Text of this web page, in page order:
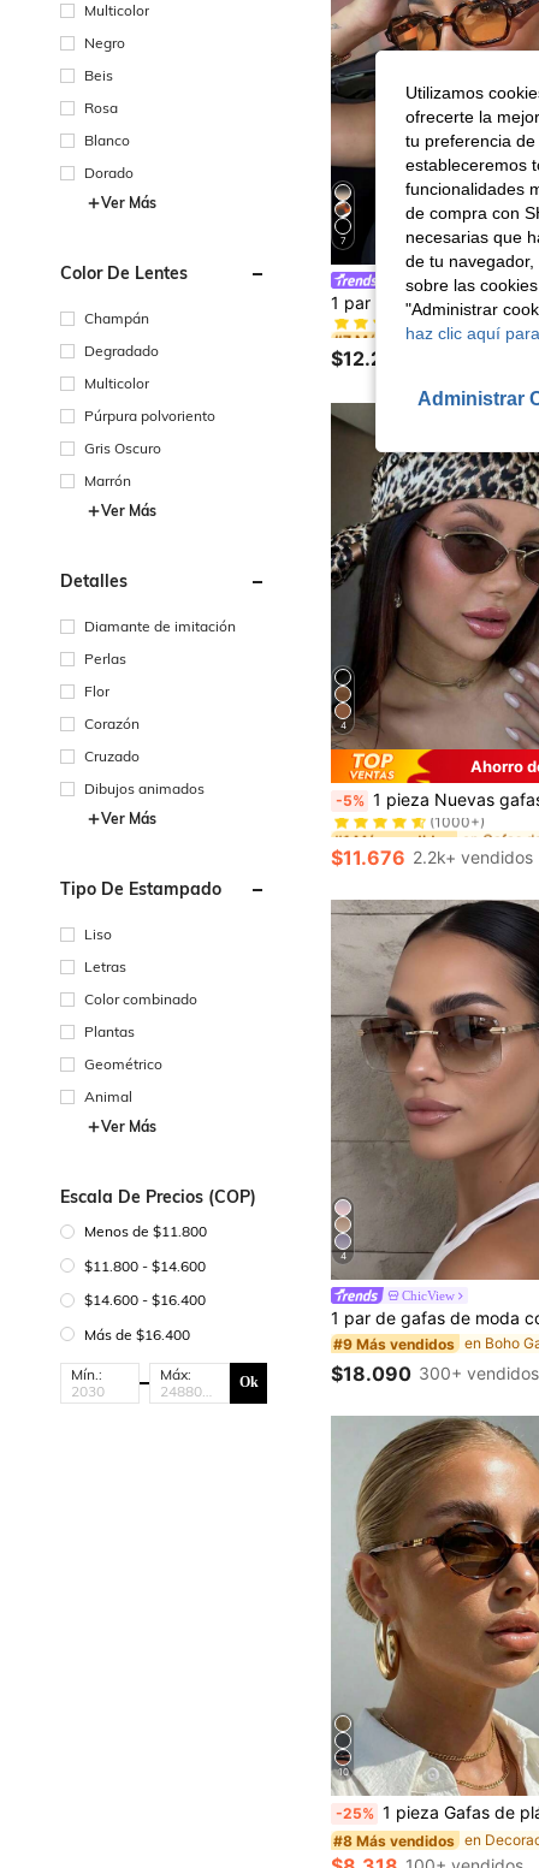
Multicolor
Negro
Beis
Rosa
Blanco
Dorado
Ver Más
Color De Lentes
Champán
Degradado
Multicolor
Púrpura polvoriento
Gris Oscuro
Marrón
Ver Más
Detalles
Diamante de imitación
Perlas
Flor
Corazón
Cruzado
Dibujos animados
Ver Más
Tipo De Estampado
Liso
Letras
Color combinado
Plantas
Geométrico
Animal
Ver Más
Escala De Precios (COP)
Menos de $11.800
$11.800 - $14.600
$14.600 - $16.400
Más de $16.400
Mín.: Máx: Ok
7
Vogue Shades
#7 Más vendidos
(500+)
#7 Más vendidos
#7 Más vendidos
#7 Más vendidos
$12.290
4
Ahorro
-5% 1 pieza Nuevas gafas de verano para mujer, con marco de metal retro bohemio, forma cuadrada pequeña y estrecha, montura dorada, lentes tintadas, accesorio elegante para uso
#1 Más vendidos
(1000+)
#1 Más vendidos
(1000+)
#1 Más vendidos
(1000+)
#1 Más vendidos
$11.676 2.2k+ vendidos
4
ChicView
#9 Más vendidos
$18.090 300+ vendidos
10
-25% 1 pieza Gafas de plástico de moda unisex, de montura pequeña, con estampado de leopardo, estilo bohemio, forma ovalada, adecuadas para todo tipo de rostros, gafas de alta calidad, aptas para actividades al aire libre, estilo deportivo, viajes, festivales, playa, festivales de música, vacaciones, conducción,
#8 Más vendidos
Utilizamos
ofrecerte la
tu preferencia
estableceremos
funcionalidades
de compra con
necesarias que
de tu
sobre las
"Administrar
haz clic aquí
Administrar